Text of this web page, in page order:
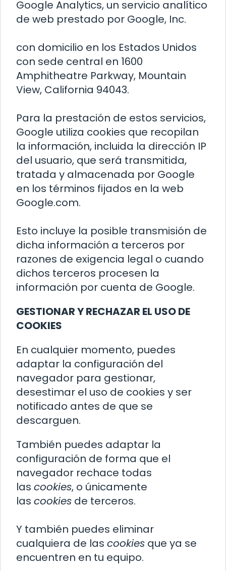
Google Analytics, un servicio analítico
de web prestado por Google, Inc.
con domicilio en los Estados Unidos
con sede central en 1600
Amphitheatre Parkway, Mountain
View, California 94043.
Para la prestación de estos servicios,
Google utiliza cookies que recopilan
la información, incluida la dirección IP
del usuario, que será transmitida,
tratada y almacenada por Google
en los términos fijados en la web
Google.com.
Esto incluye la posible transmisión de
dicha información a terceros por
razones de exigencia legal o cuando
dichos terceros procesen la
información por cuenta de Google.
GESTIONAR Y RECHAZAR EL USO DE
COOKIES
En cualquier momento, puedes
adaptar la configuración del
navegador para gestionar,
desestimar el uso de cookies y ser
notificado antes de que se
descarguen.
También puedes adaptar la
configuración de forma que el
navegador rechace todas
las cookies, o únicamente
las cookies de terceros.
Y también puedes eliminar
cualquiera de las cookies que ya se
encuentren en tu equipo.